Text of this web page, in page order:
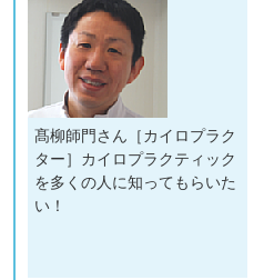
髙柳師門さん［カイロプラク
ター］カイロプラクティック
を多くの人に知ってもらいた
い！